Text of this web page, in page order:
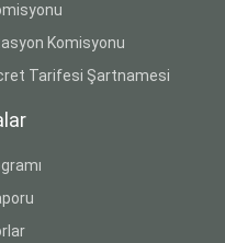
Komisyonu
Tarifesi Şartnamesi